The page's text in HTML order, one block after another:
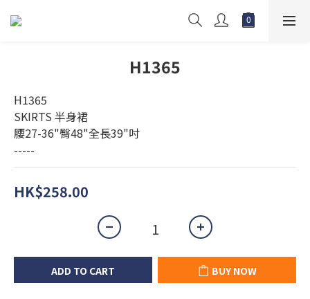
H1365
H1365
SKIRTS 半身裙
腰27-36"臀48"全長39"吋
-----
HK$258.00
ADD TO CART BUY NOW